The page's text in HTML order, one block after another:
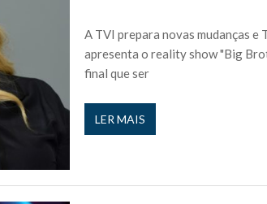
A TVI prepara novas mudanças e
apresenta o reality show "Big
final que ser
LER MAIS